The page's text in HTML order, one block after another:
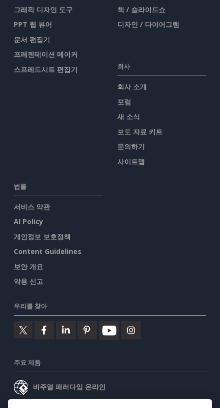
그래픽 디자인 도구
PPT 웹 뷰어
문서 편집기
프레젠테이션 메이커
스프레드시트 편집기
책 / 슬라이드쇼
디자인 / 다이어그램
회사
회사 소개
포럼
새 소식
보도 자료 키트
문의하기
사이트맵
법률
서비스 약관
AI Policy
개인정보 보호정책
Content Guidelines
보안 개요
악용 신고
우리를 찾아
주요 제품
비주얼 패러다임 온라인